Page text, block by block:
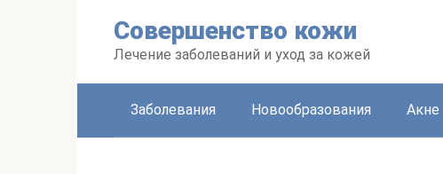
Совершенство кожи
Лечение заболеваний и уход за кожей
Заболевания Новообразования Акне